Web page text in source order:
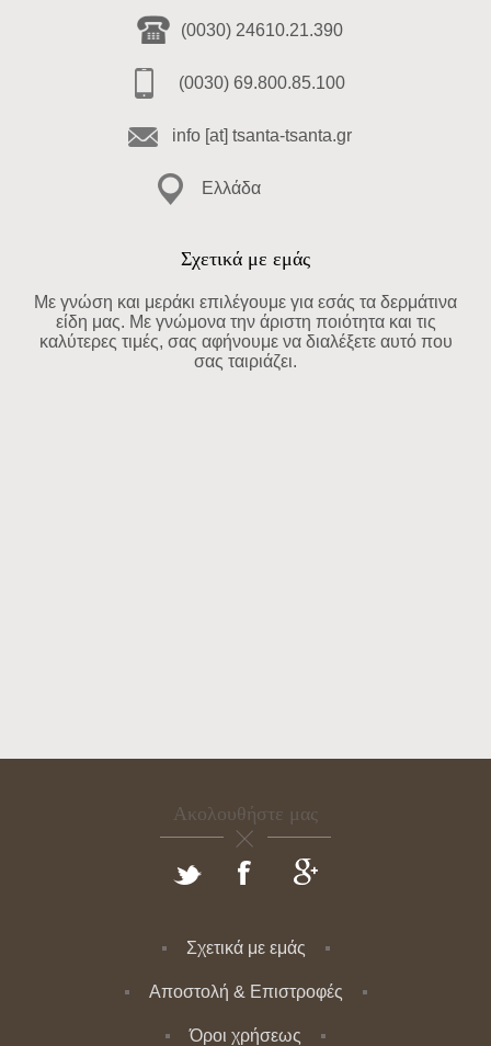
(0030) 24610.21.390
(0030) 69.800.85.100
info [at] tsanta-tsanta.gr
Ελλάδα
Σχετικά με εμάς
Με γνώση και μεράκι επιλέγουμε για εσάς τα δερμάτινα
είδη μας. Με γνώμονα την άριστη ποιότητα και τις
καλύτερες τιμές, σας αφήνουμε να διαλέξετε αυτό που
σας ταιριάζει.
Ακολουθήστε μας
Σχετικά με εμάς
Αποστολή & Επιστροφές
Όροι χρήσεως